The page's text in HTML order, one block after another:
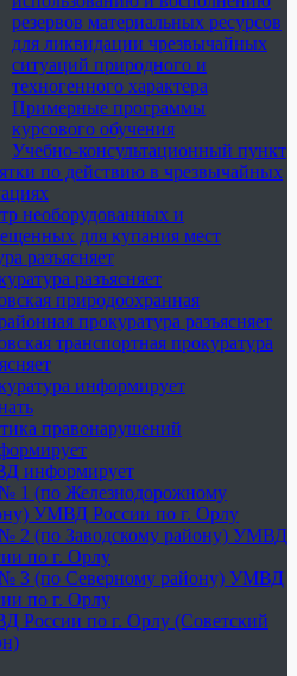
резервов материальных ресурсов
для ликвидации чрезвычайных
ситуаций природного и
техногенного характера
Примерные программы
курсового обучения
Учебно-консультационный пункт
по действию в чрезвычайных
необорудованных и
для купания мест
разъясняет
разъясняет
природоохранная
прокуратура разъясняет
транспортная прокуратура
информирует
правонарушений
информирует
1 (по Железнодорожному
УМВД России по г. Орлу
2 (по Заводскому району) УМВД
по г. Орлу
3 (по Северному району) УМВД
по г. Орлу
России по г. Орлу (Советский